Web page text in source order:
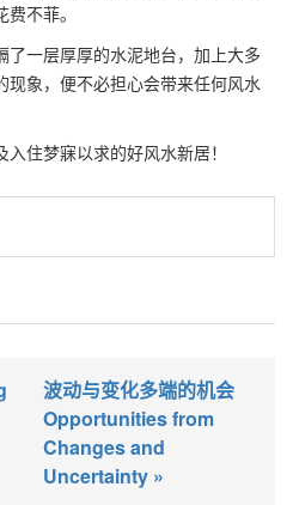
不菲。
一层厚厚的水泥地台，加上大多
现象，便不必担心会带来任何风水
住梦寐以求的好风水新居！
波动与变化多端的机会
Opportunities from
Changes and
Uncertainty »